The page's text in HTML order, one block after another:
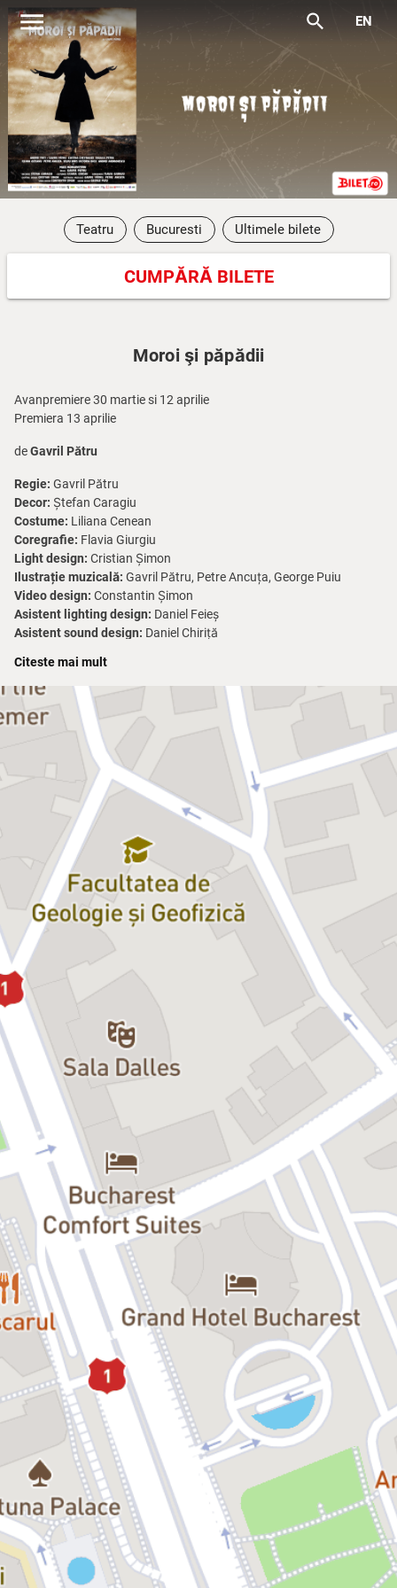
menu search EN
Teatru Bucuresti Ultimele bilete
CUMPĂRĂ BILETE
Moroi şi păpădii
Avanpremiere 30 martie si 12 aprilie
Premiera 13 aprilie
deGavril Pătru
Regie: Gavril Pătru
Decor: Ștefan Caragiu
Costume: Liliana Cenean
Coregrafie: Flavia Giurgiu
Light design: Cristian Șimon
Ilustrație muzicală: Gavril Pătru, Petre Ancuța, George Puiu
Video design: Constantin Șimon
Asistent lighting design: Daniel Feieș
Asistent sound design: Daniel Chiriță
Sufleor:Ana Maria Baranga
Pauză:
Durata:1h 30 min
Descendent din stirpea lui Marin Sorescu, prin locul de baștină, dar
și prin stil și expresivitate artistică, actorul Gavril Pătru este de data
aceasta regizorul și autorul piesei„Moroi și păpădii”
parte din volumul de teatru ce i-a adus
Premiul „Marin Sorescu”
pentru Cartea de debut a anului 2022
, oferit de Filiala București a
Uniunii Scriitorilor.
Inspirată din copilăria și adolescența petrecute într-un sat oltenesc,
„Moroi și păpădii”oferă o imagine autentică a Olteniei, cu
obiceiurile, superstițiile, limbajul popular și mitologia locală,
surprinzând cu umor și autenticitate atmosfera de un realism
magic a
„patriei cuvintelor potrivite”
, așa cum numea Marin
Sorescu Oltenia, subliniind bogăția lingvistică și creativitatea
oamenilor locului.
Gavril Pătru schițează un portret de familie caustic și îmbibat de
umor, pe fondul unui priveghi cu accente suprarealiste, cadrul
perfect în care superstițiile satului oltenesc fac să iasă la suprafață
secrete de familie și drame personale. Un spectacol oltenesc, gotic,
bizar, sarcastic și tăios ca un pahar de zaibăr pe nemâncate, o
comedie neagră cu vampiri, babe-de-o-mie-de-ani și parfum de
sarmale, o farsă jucată în ritm drăcesc, dar cu momente de o rară
sensibilitate dramatică, care ne face martori la clipa inevitabilă din
viața unei familii, în care, cum spune poetul,
„toate secretele ies la
iveală, ca untdelemnul”.
Distribuție:
Tatăl: Gavril Pătru
Mama: Andrei Finți / Costina Cheyrouze
Natalia: Raluca Petra
Mirela: Ileana Olteanu
Mihai:Petre Ancuța / Ciprian Nicula
Costică: Silviu Biriş
Baba de o mie de ani: Maia Morgenstern / Victoria Dicu
Copilul de șapte ani:
Andrei Andronescu
Citeste mai mult